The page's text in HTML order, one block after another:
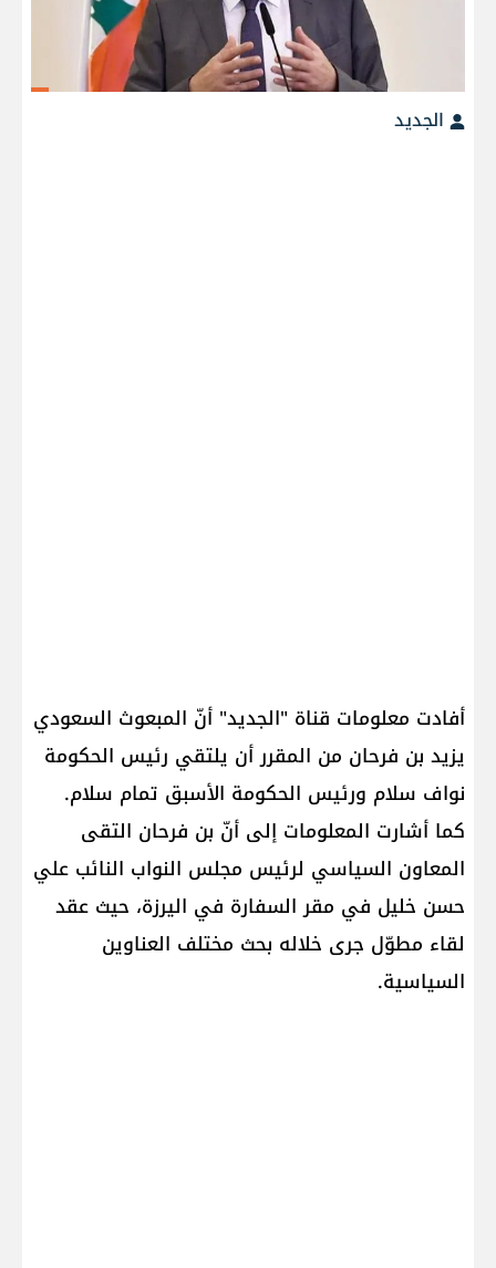
الجديد
أفادت معلومات قناة "الجديد" أنّ المبعوث السعودي
يزيد بن فرحان من المقرر أن يلتقي رئيس الحكومة
نواف سلام ورئيس الحكومة الأسبق تمام سلام.
كما أشارت المعلومات إلى أنّ بن فرحان التقى
المعاون السياسي لرئيس مجلس النواب النائب علي
حسن خليل في مقر السفارة في اليرزة، حيث عقد
لقاء مطوّل جرى خلاله بحث مختلف العناوين
السياسية.